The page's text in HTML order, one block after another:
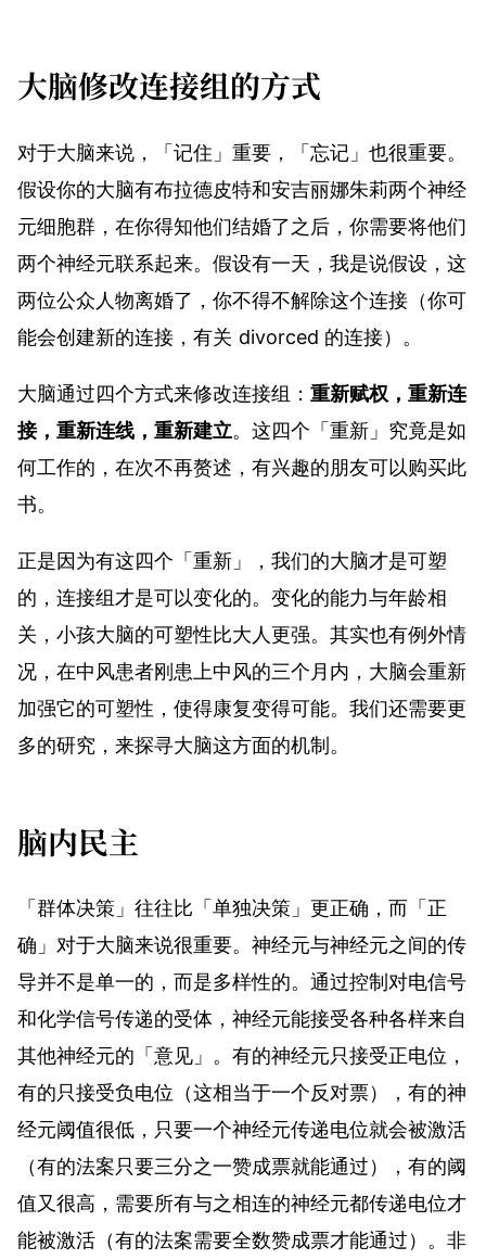
大脑修改连接组的方式
对于大脑来说，「记住」重要，「忘记」也很重要。
假设你的大脑有布拉德皮特和安吉丽娜朱莉两个神经
元细胞群，在你得知他们结婚了之后，你需要将他们
两个神经元联系起来。假设有一天，我是说假设，这
两位公众人物离婚了，你不得不解除这个连接（你可
能会创建新的连接，有关 divorced 的连接）。
大脑通过四个方式来修改连接组： 重新赋权，重新连
接，重新连线，重新建立。这四个「重新」究竟是如
何工作的，在次不再赘述，有兴趣的朋友可以购买此
书。
正是因为有这四个「重新」，我们的大脑才是可塑
的，连接组才是可以变化的。变化的能力与年龄相
关，小孩大脑的可塑性比大人更强。其实也有例外情
况，在中风患者刚患上中风的三个月内，大脑会重新
加强它的可塑性，使得康复变得可能。我们还需要更
多的研究，来探寻大脑这方面的机制。
脑内民主
「群体决策」往往比「单独决策」更正确，而「正
确」对于大脑来说很重要。神经元与神经元之间的传
导并不是单一的，而是多样性的。通过控制对电信号
和化学信号传递的受体，神经元能接受各种各样来自
其他神经元的「意见」。有的神经元只接受正电位，
有的只接受负电位（这相当于一个反对票），有的神
经元阈值很低，只要一个神经元传递电位就会被激活
（有的法案只要三分之一赞成票就能通过），有的阈
值又很高，需要所有与之相连的神经元都传递电位才
能被激活（有的法案需要全数赞成票才能通过）。非